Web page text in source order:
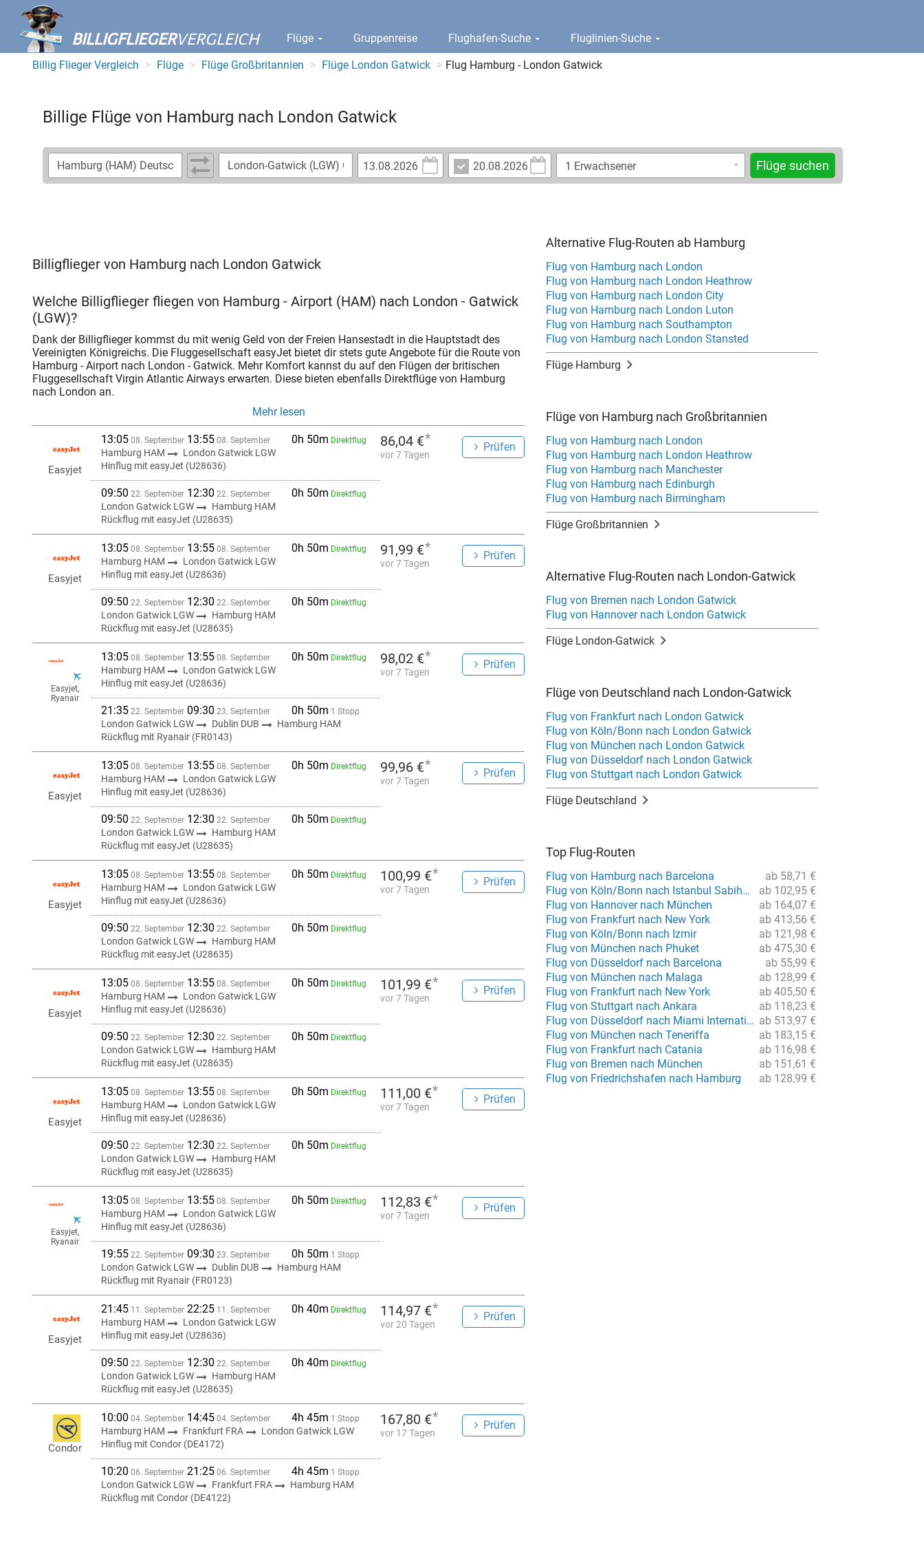
BILLIGFLIEGERVERGLEICH Flüge Gruppenreise Flughafen-Suche Fluglinien-Suche
Billig Flieger Vergleich Flüge Flüge Großbritannien Flüge London Gatwick Flug Hamburg - London Gatwick
Billige Flüge von Hamburg nach London Gatwick
Flüge suchen
Billigflieger von Hamburg nach London Gatwick
Welche Billigflieger fliegen von Hamburg - Airport (HAM) nach London - Gatwick
(LGW)?
Dank der Billigflieger kommst du mit wenig Geld von der Freien Hansestadt in die Hauptstadt des
Vereinigten Königreichs. Die Fluggesellschaft easyJet bietet dir stets gute Angebote für die Route von
Hamburg - Airport nach London - Gatwick. Mehr Komfort kannst du auf den Flügen der britischen
Fluggesellschaft Virgin Atlantic Airways erwarten. Diese bieten ebenfalls Direktflüge von Hamburg
nach London an.
Mehr lesen
13:05 08. September 13:55 08. September 0h 50m Direktflug
Hamburg HAM
London Gatwick LGW
Hinflug mit easyJet (U28636)
09:50 22. September 12:30 22. September 0h 50m Direktflug
London Gatwick LGW
Hamburg HAM
Rückflug mit easyJet (U28635)
Easyjet
86,04 €*
vor 7 Tagen
Prüfen
13:05 08. September 13:55 08. September 0h 50m Direktflug
Hamburg HAM
London Gatwick LGW
Hinflug mit easyJet (U28636)
09:50 22. September 12:30 22. September 0h 50m Direktflug
London Gatwick LGW
Hamburg HAM
Rückflug mit easyJet (U28635)
Easyjet
91,99 €*
vor 7 Tagen
Prüfen
13:05 08. September 13:55 08. September 0h 50m Direktflug
Hamburg HAM
London Gatwick LGW
Hinflug mit easyJet (U28636)
21:35 22. September 09:30 23. September 0h 50m 1 Stopp
London Gatwick LGW Dublin DUB
Hamburg HAM
Rückflug mit Ryanair (FR0143)
Easyjet,
Ryanair
98,02 €*
vor 7 Tagen
Prüfen
13:05 08. September 13:55 08. September 0h 50m Direktflug
Hamburg HAM
London Gatwick LGW
Hinflug mit easyJet (U28636)
09:50 22. September 12:30 22. September 0h 50m Direktflug
London Gatwick LGW
Hamburg HAM
Rückflug mit easyJet (U28635)
Easyjet
99,96 €*
vor 7 Tagen
Prüfen
13:05 08. September 13:55 08. September 0h 50m Direktflug
Hamburg HAM
London Gatwick LGW
Hinflug mit easyJet (U28636)
09:50 22. September 12:30 22. September 0h 50m Direktflug
London Gatwick LGW
Hamburg HAM
Rückflug mit easyJet (U28635)
Easyjet
100,99 €*
vor 7 Tagen
Prüfen
13:05 08. September 13:55 08. September 0h 50m Direktflug
Hamburg HAM
London Gatwick LGW
Hinflug mit easyJet (U28636)
09:50 22. September 12:30 22. September 0h 50m Direktflug
London Gatwick LGW
Hamburg HAM
Rückflug mit easyJet (U28635)
Easyjet
101,99 €*
vor 7 Tagen
Prüfen
13:05 08. September 13:55 08. September 0h 50m Direktflug
Hamburg HAM
London Gatwick LGW
Hinflug mit easyJet (U28636)
09:50 22. September 12:30 22. September 0h 50m Direktflug
London Gatwick LGW
Hamburg HAM
Rückflug mit easyJet (U28635)
Easyjet
111,00 €*
vor 7 Tagen
Prüfen
13:05 08. September 13:55 08. September 0h 50m Direktflug
Hamburg HAM
London Gatwick LGW
Hinflug mit easyJet (U28636)
19:55 22. September 09:30 23. September 0h 50m 1 Stopp
London Gatwick LGW Dublin DUB
Hamburg HAM
Rückflug mit Ryanair (FR0123)
Easyjet,
Ryanair
112,83 €*
vor 7 Tagen
Prüfen
21:45 11. September 22:25 11. September 0h 40m Direktflug
Hamburg HAM
London Gatwick LGW
Hinflug mit easyJet (U28636)
09:50 22. September 12:30 22. September 0h 40m Direktflug
London Gatwick LGW
Hamburg HAM
Rückflug mit easyJet (U28635)
Easyjet
114,97 €*
vor 20 Tagen
Prüfen
10:00 04. September 14:45 04. September 4h 45m 1 Stopp
Hamburg HAM Frankfurt FRA
London Gatwick LGW
Hinflug mit Condor (DE4172)
10:20 06. September 21:25 06. September 4h 45m 1 Stopp
London Gatwick LGW Frankfurt FRA
Hamburg HAM
Rückflug mit Condor (DE4122)
Condor
167,80 €*
vor 17 Tagen
Prüfen
Alternative Flug-Routen ab Hamburg
Flug von Hamburg nach London
Flug von Hamburg nach London Heathrow
Flug von Hamburg nach London City
Flug von Hamburg nach London Luton
Flug von Hamburg nach Southampton
Flug von Hamburg nach London Stansted
Flüge Hamburg
Flüge von Hamburg nach Großbritannien
Flug von Hamburg nach London
Flug von Hamburg nach London Heathrow
Flug von Hamburg nach Manchester
Flug von Hamburg nach Edinburgh
Flug von Hamburg nach Birmingham
Flüge Großbritannien
Alternative Flug-Routen nach London-Gatwick
Flug von Bremen nach London Gatwick
Flug von Hannover nach London Gatwick
Flüge London-Gatwick
Flüge von Deutschland nach London-Gatwick
Flug von Frankfurt nach London Gatwick
Flug von Köln/Bonn nach London Gatwick
Flug von München nach London Gatwick
Flug von Düsseldorf nach London Gatwick
Flug von Stuttgart nach London Gatwick
Flüge Deutschland
Top Flug-Routen
ab 58,71 €
Flug von Hamburg nach Barcelona
ab 102,95 €
Flug von Köln/Bonn nach Istanbul Sabiha Gökcen
ab 164,07 €
Flug von Hannover nach München
ab 413,56 €
Flug von Frankfurt nach New York
ab 121,98 €
Flug von Köln/Bonn nach Izmir
ab 475,30 €
Flug von München nach Phuket
ab 55,99 €
Flug von Düsseldorf nach Barcelona
ab 128,99 €
Flug von München nach Malaga
ab 405,50 €
Flug von Frankfurt nach New York
ab 118,23 €
Flug von Stuttgart nach Ankara
ab 513,97 €
Flug von Düsseldorf nach Miami International
ab 183,15 €
Flug von München nach Teneriffa
ab 116,98 €
Flug von Frankfurt nach Catania
ab 151,61 €
Flug von Bremen nach München
ab 128,99 €
Flug von Friedrichshafen nach Hamburg